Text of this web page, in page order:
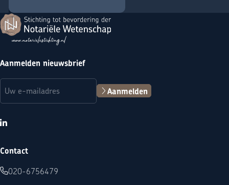
Terug naar de startpagina
Aanmelden nieuwsbrief
E-mailadres
Aanmelden
LinkedIn
Contact
020-6756479